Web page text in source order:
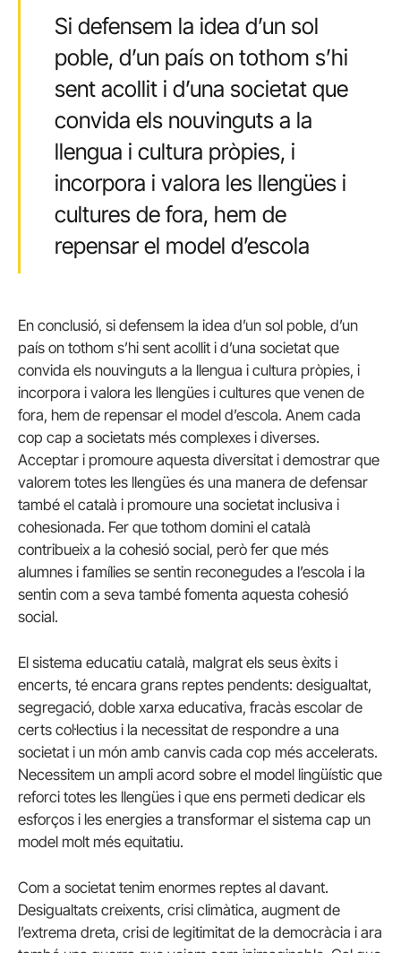
Si defensem la idea d’un sol
poble, d’un país on tothom s’hi
sent acollit i d’una societat que
convida els nouvinguts a la
llengua i cultura pròpies, i
incorpora i valora les llengües i
cultures de fora, hem de
repensar el model d’escola
En conclusió, si defensem la idea d’un sol poble, d’un
país on tothom s’hi sent acollit i d’una societat que
convida els nouvinguts a la llengua i cultura pròpies, i
incorpora i valora les llengües i cultures que venen de
fora, hem de repensar el model d’escola. Anem cada
cop cap a societats més complexes i diverses.
Acceptar i promoure aquesta diversitat i demostrar que
valorem totes les llengües és una manera de defensar
també el català i promoure una societat inclusiva i
cohesionada. Fer que tothom domini el català
contribueix a la cohesió social, però fer que més
alumnes i famílies se sentin reconegudes a l’escola i la
sentin com a seva també fomenta aquesta cohesió
social.
El sistema educatiu català, malgrat els seus èxits i
encerts, té encara grans reptes pendents: desigualtat,
segregació, doble xarxa educativa, fracàs escolar de
certs col·lectius i la necessitat de respondre a una
societat i un món amb canvis cada cop més accelerats.
Necessitem un ampli acord sobre el model lingüístic que
reforci totes les llengües i que ens permeti dedicar els
esforços i les energies a transformar el sistema cap un
model molt més equitatiu.
Com a societat tenim enormes reptes al davant.
Desigualtats creixents, crisi climàtica, augment de
l’extrema dreta, crisi de legitimitat de la democràcia i ara